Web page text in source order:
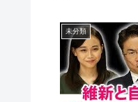
未分類